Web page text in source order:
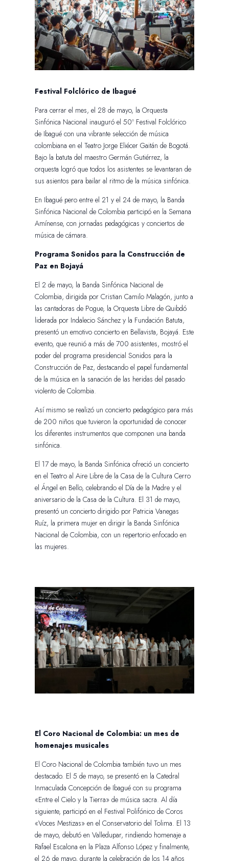
Festival Folclórico de Ibagué
Para cerrar el mes, el 28 de mayo, la Orquesta
Sinfónica Nacional inauguró el 50º Festival Folclórico
de Ibagué con una vibrante selección de música
colombiana en el Teatro Jorge Eliécer Gaitán de Bogotá.
Bajo la batuta del maestro Germán Gutiérrez, la
orquesta logró que todos los asistentes se levantaran de
sus asientos para bailar al ritmo de la música sinfónica.
En Ibagué pero entre el 21 y el 24 de mayo, la Banda
Sinfónica Nacional de Colombia participó en la Semana
Amínense, con jornadas pedagógicas y conciertos de
música de cámara.
Programa Sonidos para la Construcción de
Paz en Bojayá
El 2 de mayo, la Banda Sinfónica Nacional de
Colombia, dirigida por Cristian Camilo Malagón, junto a
las cantadoras de Pogue, la Orquesta Libre de Quibdó
liderada por Indalecio Sánchez y la Fundación Batuta,
presentó un emotivo concierto en Bellavista, Bojayá. Este
evento, que reunió a más de 700 asistentes, mostró el
poder del programa presidencial Sonidos para la
Construcción de Paz, destacando el papel fundamental
de la música en la sanación de las heridas del pasado
violento de Colombia.
Así mismo se realizó un concierto pedagógico para más
de 200 niños que tuvieron la oportunidad de conocer
los diferentes instrumentos que componen una banda
sinfónica.
El 17 de mayo, la Banda Sinfónica ofreció un concierto
en el Teatro al Aire Libre de la Casa de la Cultura Cerro
el Ángel en Bello, celebrando el Día de la Madre y el
aniversario de la Casa de la Cultura. El 31 de mayo,
presentó un concierto dirigido por Patricia Vanegas
Ruíz, la primera mujer en dirigir la Banda Sinfónica
Nacional de Colombia, con un repertorio enfocado en
las mujeres.
El Coro Nacional de Colombia: un mes de
homenajes musicales
El Coro Nacional de Colombia también tuvo un mes
destacado. El 5 de mayo, se presentó en la Catedral
Inmaculada Concepción de Ibagué con su programa
«Entre el Cielo y la Tierra» de música sacra. Al día
siguiente, participó en el Festival Polifónico de Coros
«Voces Mestizas» en el Conservatorio del Tolima. El 13
de mayo, debutó en Valledupar, rindiendo homenaje a
Rafael Escalona en la Plaza Alfonso López y finalmente,
el 26 de mayo, durante la celebración de los 14 años